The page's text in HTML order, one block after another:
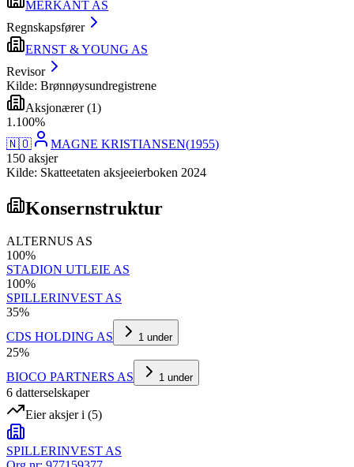
MERKANT AS
Regnskapsfører
ERNST & YOUNG AS
Revisor
Kilde: Brønnøysundregistrene
Aksjonærer(1)
1 .100%
🇳🇴
MAGNE KRISTIANSEN(1955)
150 aksjer
Kilde: Skatteetaten aksjeeierboken 2024
Konsernstruktur
ALTERNUS AS
100%
STADION UTLEIE AS
100%
SPILLERINVEST AS
35%
CDS HOLDING AS
1 under
25%
BIOCO PARTNERS AS
1 under
6 datterselskaper
Eier aksjer i (5)
SPILLERINVEST AS